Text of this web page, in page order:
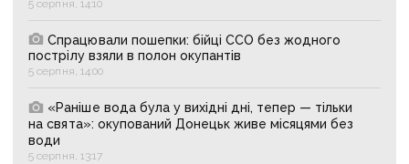
5 серпня, 14:10
Спрацювали пошепки: бійці ССО без жодного
пострілу взяли в полон окупантів
5 серпня, 14:00
«Раніше вода була у вихідні дні, тепер — тільки
на свята»: окупований Донецьк живе місяцями без
води
5 серпня, 13:17